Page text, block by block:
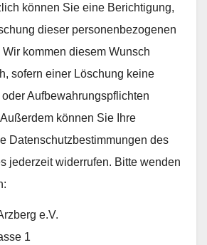
können Sie eine Berichtigung,
dieser personenbezogenen
kommen diesem Wunsch
sofern einer Löschung keine
Aufbewahrungspflichten
können Sie Ihre
Datenschutzbestimmungen des
jederzeit widerrufen. Bitte wenden
e.V.
1